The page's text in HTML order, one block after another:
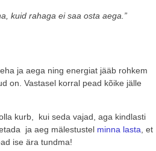
kuid rahaga ei saa osta aega.”
ja aega ning energiat jääb rohkem
on. Vastasel korral pead kõike jälle
kurb, kui seda vajad, aga kindlasti
ja aeg mälestustel minna lasta , et
ise ära tundma!